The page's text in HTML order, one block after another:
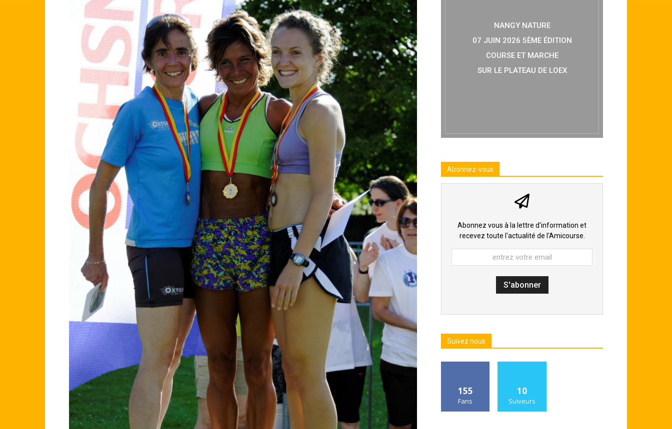
NANGY NATURE
07 JUIN 2026 5ÈME ÉDITION
COURSE ET MARCHE
SUR LE PLATEAU DE LOEX
Abonnez-vous
Abonnez vous à la lettre d'information et
recevez toute l'actualité de l'Amicourse.
Suivez nous
155
Fans
10
Suiveurs